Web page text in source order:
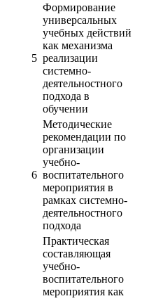
5
Формирование
универсальных
учебных действий
как механизма
реализации
системно-
деятельностного
подхода в
обучении
6
Методические
рекомендации по
организации
учебно-
воспитательного
мероприятия в
рамках системно-
деятельностного
подхода
Практическая
составляющая
учебно-
воспитательного
мероприятия как